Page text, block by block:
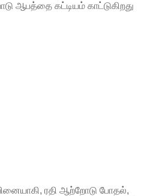
ஆபத்தை கட்டியம் காட்டுகிறது
ரதி ஆற்றோடு போதல்,